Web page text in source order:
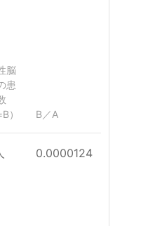
脳
患
）
B／A
0.0000124